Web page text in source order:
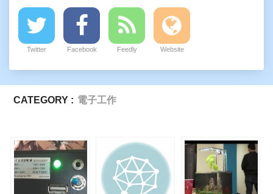
Twitter Facebook Feedly Website
CATEGORY : 電子工作